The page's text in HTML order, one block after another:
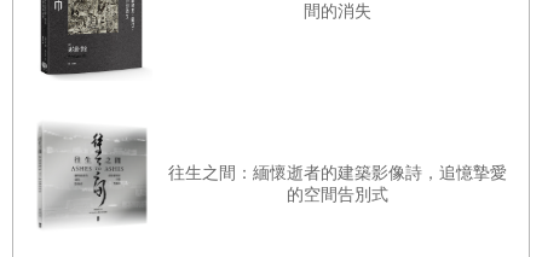
通過聖潔的路徑，走向最後的目的地──天堂。33根玻璃柱
陣列撐著一個向天空開敞的屋頂，透過傾洩而下的天光，彷
曲》中來到天堂的幸福靈魂，旅程到此也宣告結束。
這三個神聖空間是極度抽象的建築比喻，但留下的意境與心
相是具體的《神曲》三部文學主題感受。
間的消失
往生之間：緬懷逝者的建築影像詩，追憶摯愛
的空間告別式